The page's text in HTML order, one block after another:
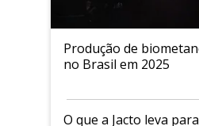
Produção de
no Brasil em 2025
O que a Jacto leva